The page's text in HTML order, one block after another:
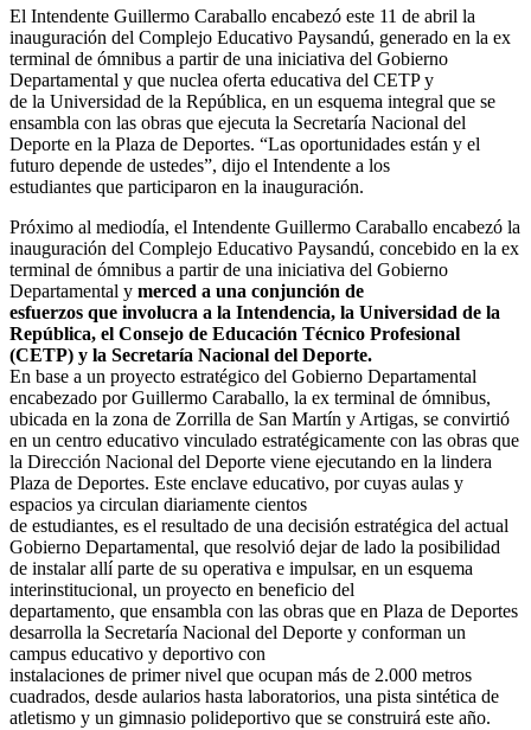
El Intendente Guillermo Caraballo encabezó este 11 de abril la
inauguración del Complejo Educativo Paysandú, generado en la ex
terminal de ómnibus a partir de una iniciativa del Gobierno
Departamental y que nuclea oferta educativa del CETP y
de la Universidad de la República, en un esquema integral que se
ensambla con las obras que ejecuta la Secretaría Nacional del
Deporte en la Plaza de Deportes. “Las oportunidades están y el
futuro depende de ustedes”, dijo el Intendente a los
estudiantes que participaron en la inauguración.
Próximo al mediodía, el Intendente Guillermo Caraballo encabezó la
inauguración del Complejo Educativo Paysandú, concebido en la ex
terminal de ómnibus a partir de una iniciativa del Gobierno
Departamental y merced a una conjunción de
esfuerzos que involucra a la Intendencia, la Universidad de la
República, el Consejo de Educación Técnico Profesional
(CETP) y la Secretaría Nacional del Deporte.
En base a un proyecto estratégico del Gobierno Departamental
encabezado por Guillermo Caraballo, la ex terminal de ómnibus,
ubicada en la zona de Zorrilla de San Martín y Artigas, se convirtió
en un centro educativo vinculado estratégicamente con las obras que
la Dirección Nacional del Deporte viene ejecutando en la lindera
Plaza de Deportes. Este enclave educativo, por cuyas aulas y
espacios ya circulan diariamente cientos
de estudiantes, es el resultado de una decisión estratégica del actual
Gobierno Departamental, que resolvió dejar de lado la posibilidad
de instalar allí parte de su operativa e impulsar, en un esquema
interinstitucional, un proyecto en beneficio del
departamento, que ensambla con las obras que en Plaza de Deportes
desarrolla la Secretaría Nacional del Deporte y conforman un
campus educativo y deportivo con
instalaciones de primer nivel que ocupan más de 2.000 metros
cuadrados, desde aularios hasta laboratorios, una pista sintética de
atletismo y un gimnasio polideportivo que se construirá este año.